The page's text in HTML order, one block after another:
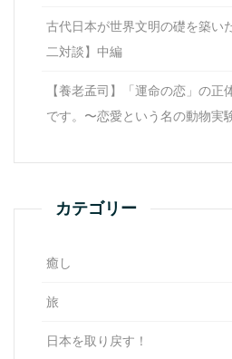
古代日本が世界文明の礎を築い
二対談】中編
【養老孟司】「運命の恋」の正
です。〜恋愛という名の動物実
カテゴリー
癒し
旅
日本を取り戻す！